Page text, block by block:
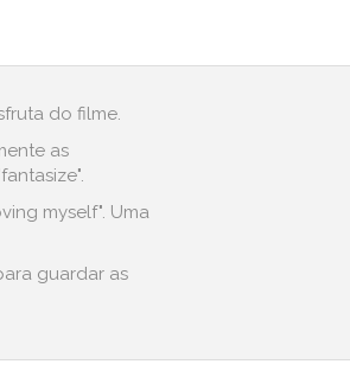
do filme.
as
myself". Uma
guardar as